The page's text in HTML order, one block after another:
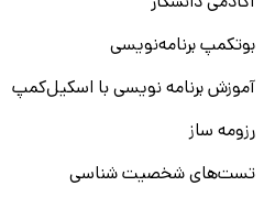
بوتکمپ برنامه‌نویسی
آموزش برنامه نویسی با اسکیل‌کمپ
رزومه ساز
تست‌های شخصیت شناسی